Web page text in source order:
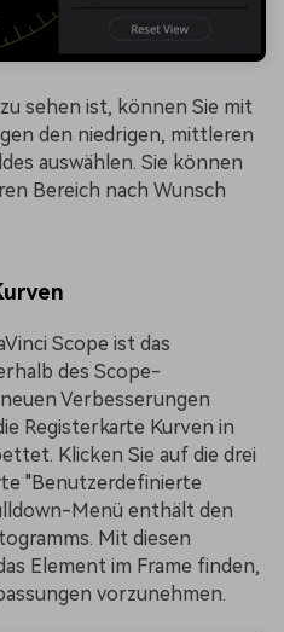
sehen ist, können Sie mit
den niedrigen, mittleren
auswählen. Sie können
Bereich nach Wunsch
Scope ist das
des Scope-
Verbesserungen
Registerkarte Kurven in
Klicken Sie auf die drei
"Benutzerdefinierte
Menü enthält den
Mit diesen
Element im Frame finden,
vorzunehmen.